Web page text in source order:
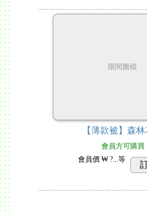
限閱圖檔
【薄款被】森
會員方可購買
會員價 ₩ ?...等